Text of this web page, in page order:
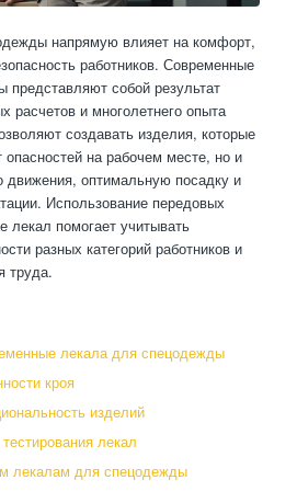
напрямую влияет на комфорт,
работников. Современные
собой результат
расчетов и многолетнего опыта
создавать изделия, которые
на рабочем месте, но и
движения, оптимальную посадку и
Использование передовых
лекал помогает учитывать
разных категорий работников и
труда.
лекала для спецодежды
кроя
изделий
лекал
лекалам для спецодежды